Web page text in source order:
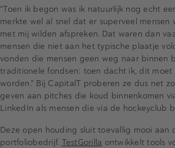
“Toen ik begon was ik natuurlijk nog echt
merkte wel al snel dat er superveel mensen
met mij wilden afspreken. Dat waren dan
mensen die niet aan het typische plaatje
vonden die mensen geen weg naar binnen
traditionele fondsen: toen dacht ik, dit moet
worden.” Bij CapitalT proberen ze dus net
geven aan pitches die koud binnenkomen
LinkedIn als mensen die via de hockeyclub
Deze open houding sluit toevallig mooi aan
portfoliobedrijf. TestGorilla ontwikkelt tools